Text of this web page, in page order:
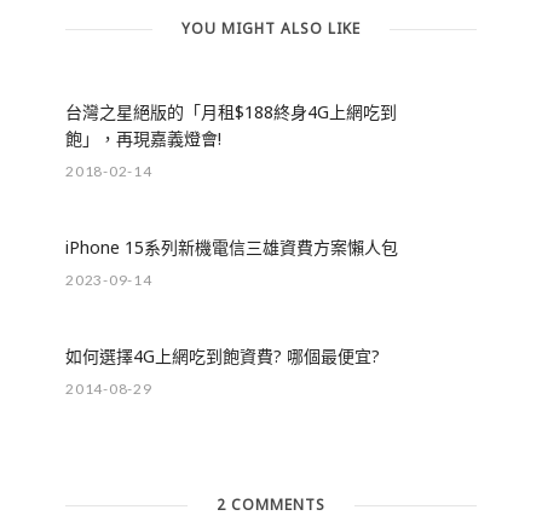
YOU MIGHT ALSO LIKE
台灣之星絕版的「月租$188終身4G上網吃到
飽」，再現嘉義燈會!
2018-02-14
iPhone 15系列新機電信三雄資費方案懶人包
2023-09-14
如何選擇4G上網吃到飽資費? 哪個最便宜?
2014-08-29
2 COMMENTS